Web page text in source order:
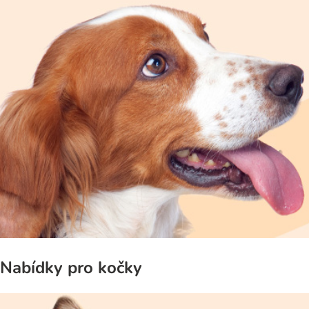
Nabídky pro kočky